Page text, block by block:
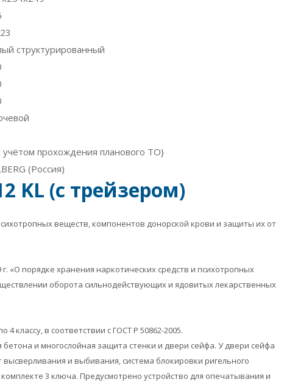
структурированный
учётом прохождения планового ТО}
(Россия)
KL (с трейзером)
веществ, компонентов донорской крови и защиты их от
«О порядке хранения наркотических средств и психотропных
оборота сильнодействующих и ядовитых лекарственных
классу, в соответствии с ГОСТ Р 50862-2005.
и многослойная защита стенки и двери сейфа. У двери сейфа
и выбивания, система блокировки ригельного
3 ключа. Предусмотрено устройство для опечатывания и